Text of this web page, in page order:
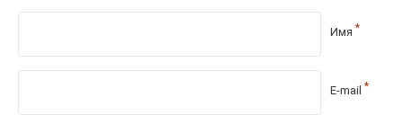
Имя *
E-mail *